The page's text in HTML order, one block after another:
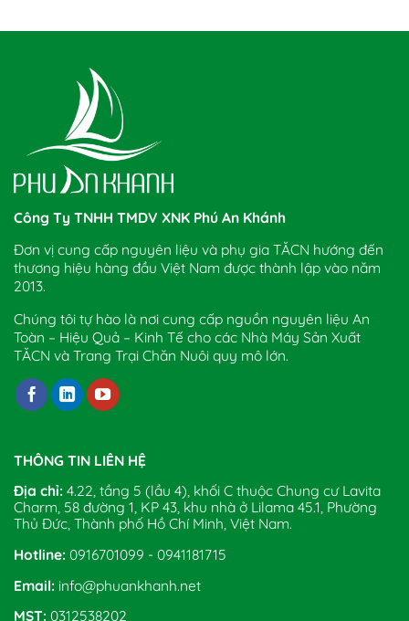
Công Ty TNHH TMDV XNK Phú An Khánh
Đơn vị cung cấp nguyên liệu và phụ gia TĂCN hướng đến
thương hiệu hàng đầu Việt Nam được thành lập vào năm
2013.
Chúng tôi tự hào là nơi cung cấp nguồn nguyên liệu An
Toàn – Hiệu Quả – Kinh Tế cho các Nhà Máy Sản Xuất
TĂCN và Trang Trại Chăn Nuôi quy mô lớn.
THÔNG TIN LIÊN HỆ
Địa chỉ: 4.22, tầng 5 (lầu 4), khối C thuộc Chung cư Lavita
Charm, 58 đường 1, KP 43, khu nhà ở Lilama 45.1, Phường
Thủ Đức, Thành phố Hồ Chí Minh, Việt Nam.
Hotline: 0916701099 - 0941181715
Email: info@phuankhanh.net
MST: 0312538202